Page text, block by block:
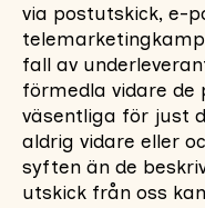
via postutskick, e-
fall av
förmedla vidare
väsentliga för just
aldrig vidare eller
syften än de
utskick från oss